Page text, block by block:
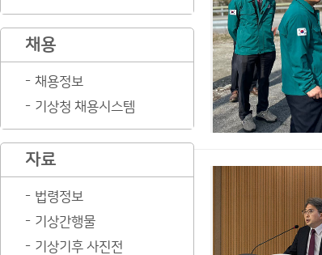
채용
채용정보
기상청 채용시스템
자료
법령정보
기상간행물
기상기후 사진전